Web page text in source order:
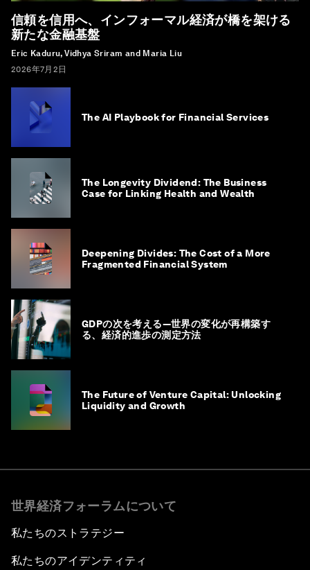
信頼を信用へ、インフォーマル経済が橋を架ける
新たな金融基盤
Eric Kaduru, Vidhya Sriram and Maria Liu
2026年7月2日
The AI Playbook for Financial Services
The Longevity Dividend: The Business
Case for Linking Health and Wealth
Deepening Divides: The Cost of a More
Fragmented Financial System
GDPの次を考える―世界の変化が再構築す
る、経済的進歩の測定方法
The Future of Venture Capital: Unlocking
Liquidity and Growth
世界経済フォーラムについて
私たちのストラテジー
私たちのアイデンティティ